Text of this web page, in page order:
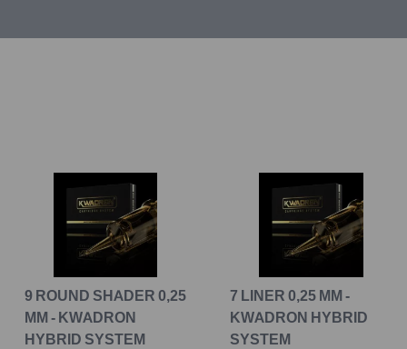
9 ROUND SHADER 0,25
MM - KWADRON
HYBRID SYSTEM
7 LINER 0,25 MM -
KWADRON HYBRID
SYSTEM